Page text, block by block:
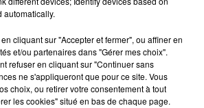
Carla Bruniavec son nouvel album
automatically.
cliquant sur "Accepter et fermer", ou affiner en
et/ou partenaires dans "Gérer mes choix".
refuser en cliquant sur "Continuer sans
ne s'appliqueront que pour ce site. Vous
choix, ou retirer votre consentement à tout
les cookies" situé en bas de chaque page.